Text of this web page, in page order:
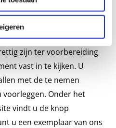
is en het handelen
in het gesprek alle
aan de orde zullen
zijn ter voorbereiding
vast in te kijken. U
met de te nemen
voorleggen. Onder het
vindt u de knop
u een exemplaar van ons